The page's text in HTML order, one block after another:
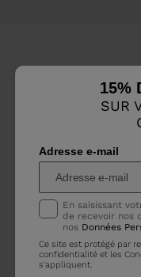
15%
SUR
Adresse e-mail
En saisissant
de recevoir nos
nos Données
Ce site est protégé par
confidentialité et les
s'appliquent.